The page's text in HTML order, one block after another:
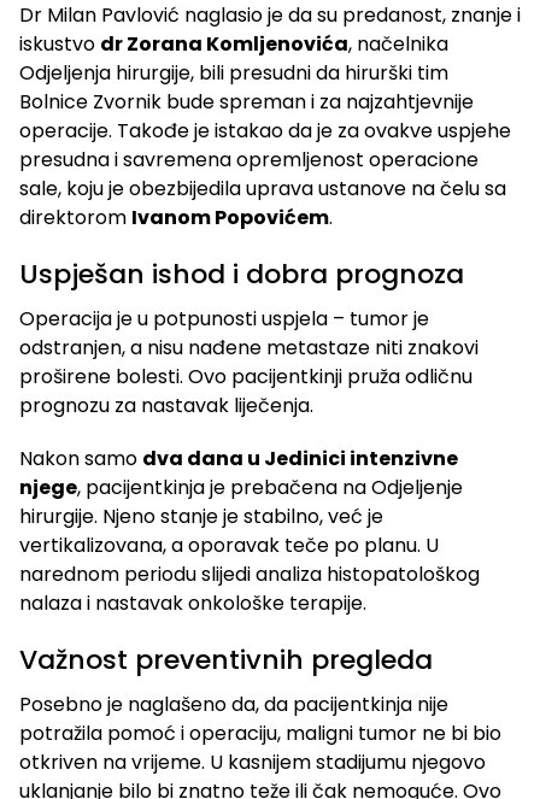
Dr Milan Pavlović naglasio je da su predanost, znanje i
iskustvo dr Zorana Komljenovića, načelnika
Odjeljenja hirurgije, bili presudni da hirurški tim
Bolnice Zvornik bude spreman i za najzahtjevnije
operacije. Takođe je istakao da je za ovakve uspjehe
presudna i savremena opremljenost operacione
sale, koju je obezbijedila uprava ustanove na čelu sa
direktorom Ivanom Popovićem.
Uspješan ishod i dobra prognoza
Operacija je u potpunosti uspjela – tumor je
odstranjen, a nisu nađene metastaze niti znakovi
proširene bolesti. Ovo pacijentkinji pruža odličnu
prognozu za nastavak liječenja.
Nakon samo dva dana u Jedinici intenzivne
njege, pacijentkinja je prebačena na Odjeljenje
hirurgije. Njeno stanje je stabilno, već je
vertikalizovana, a oporavak teče po planu. U
narednom periodu slijedi analiza histopatološkog
nalaza i nastavak onkološke terapije.
Važnost preventivnih pregleda
Posebno je naglašeno da, da pacijentkinja nije
potražila pomoć i operaciju, maligni tumor ne bi bio
otkriven na vrijeme. U kasnijem stadijumu njegovo
uklanjanje bilo bi znatno teže ili čak nemoguće. Ovo